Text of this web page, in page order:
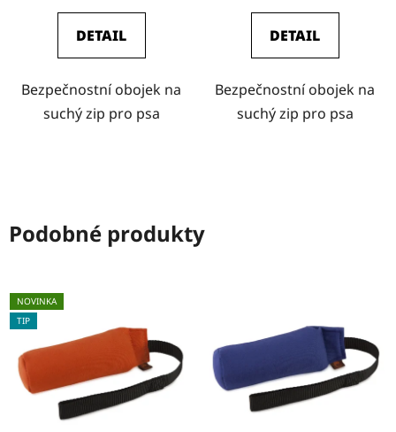
DETAIL
Bezpečnostní obojek na
suchý zip pro psa
DETAIL
Bezpečnostní obojek na
suchý zip pro psa
Podobné produkty
NOVINKA
TIP